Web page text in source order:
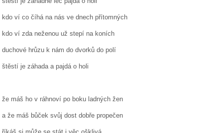
kdo ví co číhá na nás ve dnech přítomných
kdo ví zda neženou už stepí na koních
duchové hrůzu k nám do dvorků do polí
štěstí je záhada a pajdá o holi
že máš ho v ráhnoví po boku ladných žen
a že máš bůček svůj dost dobře propečen